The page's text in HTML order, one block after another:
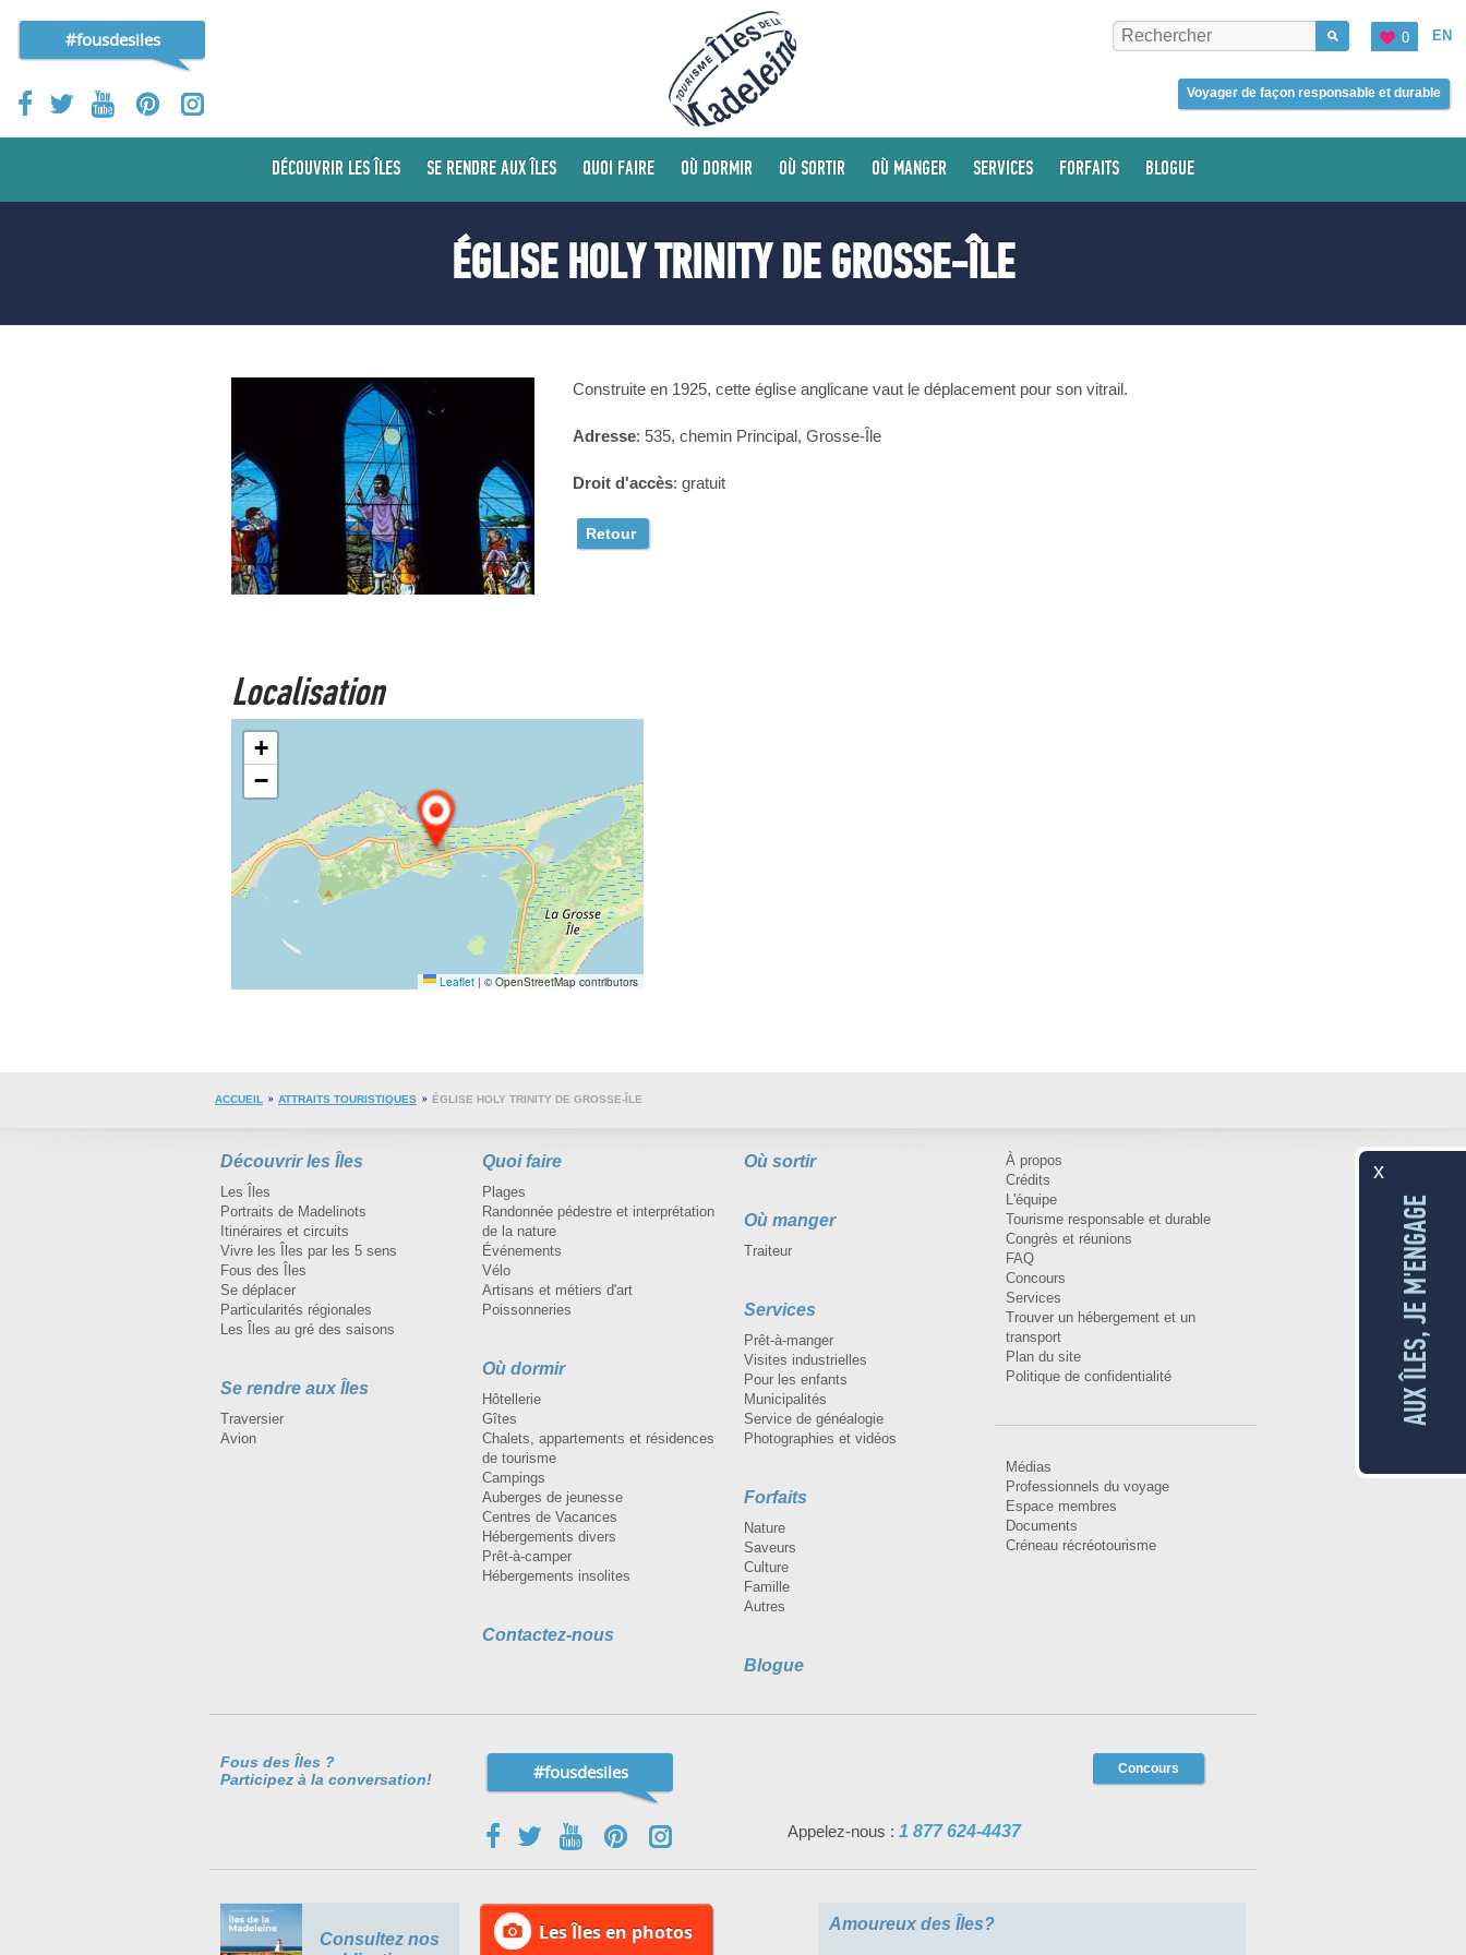
#fousdesiles EN
0
Voyager de façon responsable et durable
DÉCOUVRIR LES ÎLES SE RENDRE AUX ÎLES QUOI FAIRE OÙ DORMIR OÙ SORTIR OÙ MANGER SERVICES FORFAITS BLOGUE
ÉGLISE HOLY TRINITY DE GROSSE-ÎLE
Construite en 1925, cette église anglicane vaut le déplacement pour son vitrail.
Adresse: 535, chemin Principal, Grosse-Île
Droit d'accès: gratuit
Retour
Localisation
+
−
Leaflet | © OpenStreetMap contributors
ACCUEIL ATTRAITS TOURISTIQUES ÉGLISE HOLY TRINITY DE GROSSE-ÎLE
Découvrir les Îles
Les Îles
Portraits de Madelinots
Itinéraires et circuits
Vivre les Îles par les 5 sens
Fous des Îles
Se déplacer
Particularités régionales
Les Îles au gré des saisons
Se rendre aux Îles
Traversier
Avion
Quoi faire
Plages
Randonnée pédestre et interprétation
de la nature
Événements
Vélo
Artisans et métiers d'art
Poissonneries
Où dormir
Hôtellerie
Gîtes
Chalets, appartements et résidences
de tourisme
Campings
Auberges de jeunesse
Centres de Vacances
Hébergements divers
Prêt-à-camper
Hébergements insolites
Contactez-nous
Où sortir
Où manger
Traiteur
Services
Prêt-à-manger
Visites industrielles
Pour les enfants
Municipalités
Service de généalogie
Photographies et vidéos
Forfaits
Nature
Saveurs
Culture
Famille
Autres
Blogue
À propos
Crédits
L'équipe
Tourisme responsable et durable
Congrès et réunions
FAQ
Concours
Services
Trouver un hébergement et un
transport
Plan du site
Politique de confidentialité
Médias
Professionnels du voyage
Espace membres
Documents
Créneau récréotourisme
Fous des Îles ?
Participez à la conversation!
#fousdesiles Concours
Appelez-nous : 1 877 624-4437
Consultez nos
Les Îles en photos Amoureux des Îles?
x
AUX ÎLES, JE M'ENGAGE